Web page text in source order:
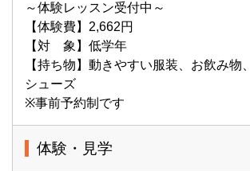
～体験レッスン受付中～
【体験費】2,662円
【対 象】低学年
【持ち物】動きやすい服装、お飲み物
シューズ
※事前予約制です
体験・見学